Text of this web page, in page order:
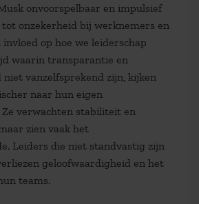
onvoorspelbaar en impulsief
onzekerheid bij werknemers en
op hoe we leiderschap
waarin transparantie en
vanzelfsprekend zijn, kijken
naar hun eigen
verwachten stabiliteit en
zien vaak het
Leiders die niet standvastig zijn
geloofwaardigheid en het
teams.